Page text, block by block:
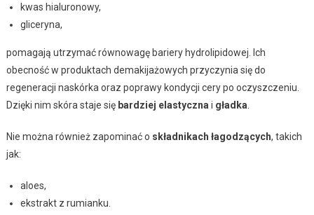
kwas hialuronowy,
gliceryna,
pomagają utrzymać równowagę bariery hydrolipidowej. Ich
obecność w produktach demakijażowych przyczynia się do
regeneracji naskórka oraz poprawy kondycji cery po oczyszczeniu.
Dzięki nim skóra staje się bardziej elastyczna i gładka
Nie można również zapominać o składnikach łagodzących, takich
jak:
aloes,
ekstrakt z rumianku.